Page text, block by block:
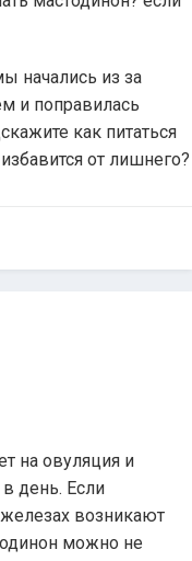
начались из за
и поправилась
как питаться
от лишнего?
на овуляция и
день. Если
возникают
можно не